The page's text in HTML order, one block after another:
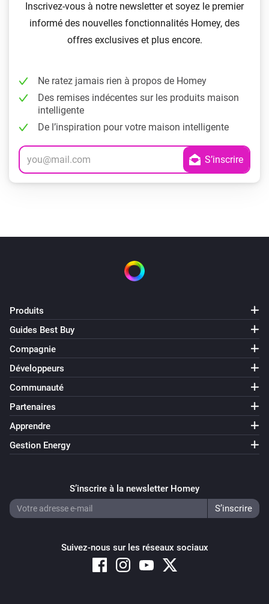
Inscrivez-vous à notre newsletter et soyez le premier
informé des nouvelles fonctionnalités Homey, des
offres exclusives et plus encore.
Ne ratez jamais rien à propos de Homey
Des remises indécentes sur les produits maison
intelligente
De l’inspiration pour votre maison intelligente
Produits
Guides Best Buy
Compagnie
Développeurs
Communauté
Partenaires
Apprendre
Gestion Energy
S’inscrire à la newsletter Homey
Suivez-nous sur les réseaux sociaux